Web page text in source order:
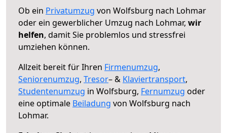
Ob ein Privatumzug von Wolfsburg nach Lohmar
oder ein gewerblicher Umzug nach Lohmar, wir
helfen, damit Sie problemlos und stressfrei
umziehen können.
Allzeit bereit für Ihren Firmenumzug,
Seniorenumzug, Tresor– & Klaviertransport,
Studentenumzug in Wolfsburg, Fernumzug oder
eine optimale Beiladung von Wolfsburg nach
Lohmar.